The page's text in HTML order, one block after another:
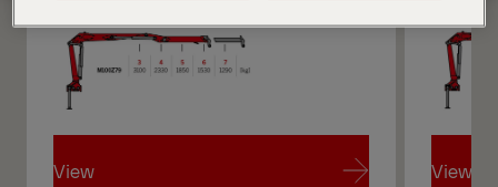
Highlights Get a Quote
View View